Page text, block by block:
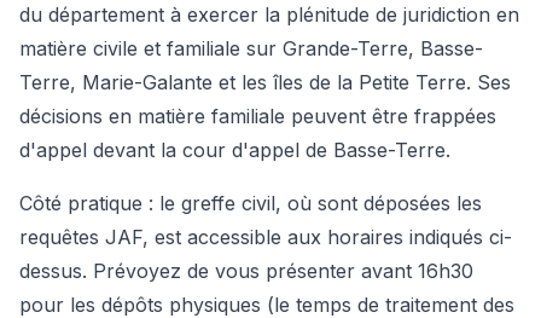
du département à exercer la plénitude de juridiction en
matière civile et familiale sur Grande-Terre, Basse-
Terre, Marie-Galante et les îles de la Petite Terre. Ses
décisions en matière familiale peuvent être frappées
d'appel devant la cour d'appel de Basse-Terre.
Côté pratique : le greffe civil, où sont déposées les
requêtes JAF, est accessible aux horaires indiqués ci-
dessus. Prévoyez de vous présenter avant 16h30
pour les dépôts physiques (le temps de traitement des